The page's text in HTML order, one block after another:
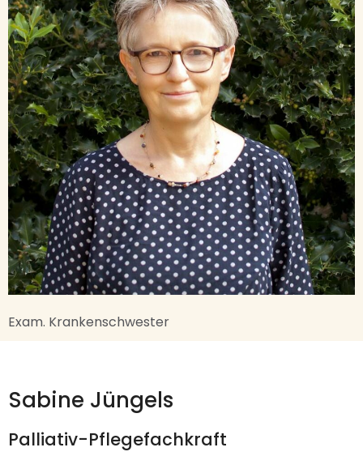
Exam. Krankenschwester
Sabine Jüngels
Palliativ-Pflegefachkraft